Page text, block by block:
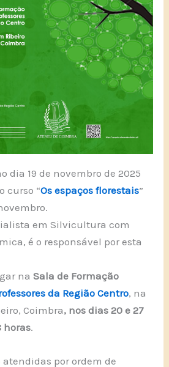
dia 19 de novembro de 2025
curso “Os espaços florestais”
em Silvicultura com
é o responsável por esta
naSala de Formação
da Região Centro, na
Coimbra, nos dias 20 e 27
horas.
atendidas por ordem de